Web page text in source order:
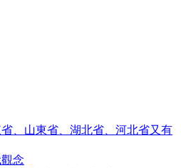
、山東省、湖北省、河北省又有
念